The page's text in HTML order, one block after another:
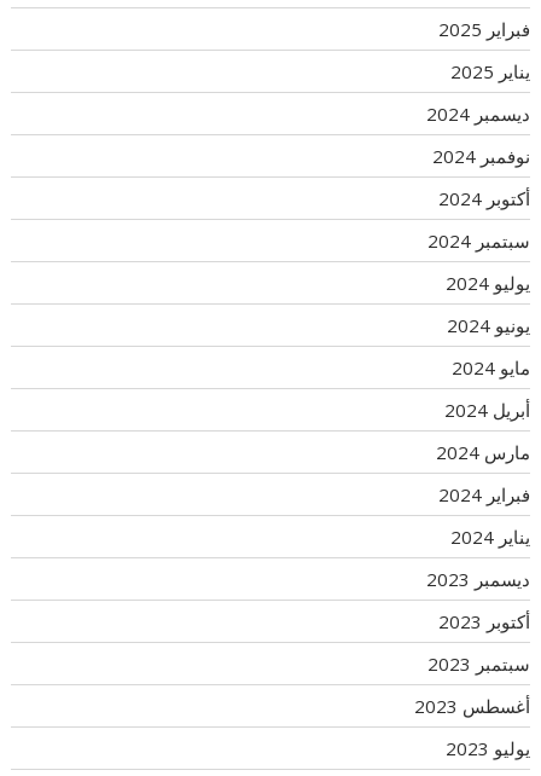
فبراير 2025
يناير 2025
ديسمبر 2024
نوفمبر 2024
أكتوبر 2024
سبتمبر 2024
يوليو 2024
يونيو 2024
مايو 2024
أبريل 2024
مارس 2024
فبراير 2024
يناير 2024
ديسمبر 2023
أكتوبر 2023
سبتمبر 2023
أغسطس 2023
يوليو 2023